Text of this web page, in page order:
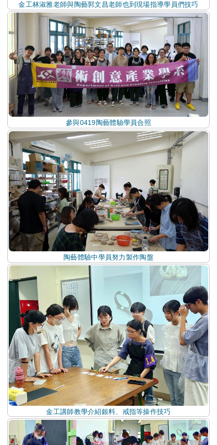
金工林淑雅老師與陶藝郭文昌老師也到現場指導學員們技巧
參與0419陶藝體驗學員合照
陶藝體驗中學員努力製作陶盤
金工講師教學介紹銀料、戒指等操作技巧